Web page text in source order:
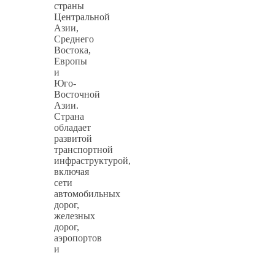
страны
Центральной
Азии,
Среднего
Востока,
Европы
и
Юго-
Восточной
Азии.
Страна
обладает
развитой
транспортной
инфраструктурой,
включая
сети
автомобильных
дорог,
железных
дорог,
аэропортов
и